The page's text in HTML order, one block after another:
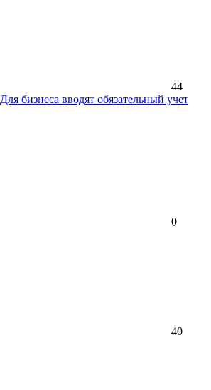
44
Для бизнеса вводят обязательный учет
0
40